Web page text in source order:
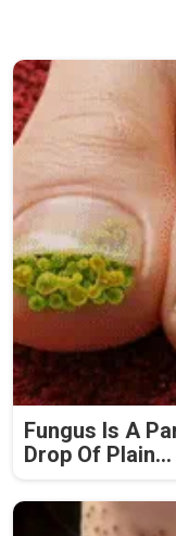
Fungus Is A
Drop Of Plain...